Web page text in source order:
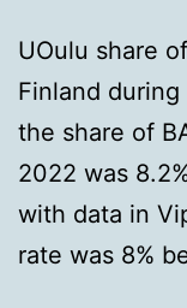
UOulu share
Finland during
the share of
2022 was
with data in
rate was 8%